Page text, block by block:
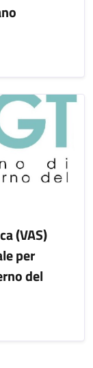
(VAS)
per
del